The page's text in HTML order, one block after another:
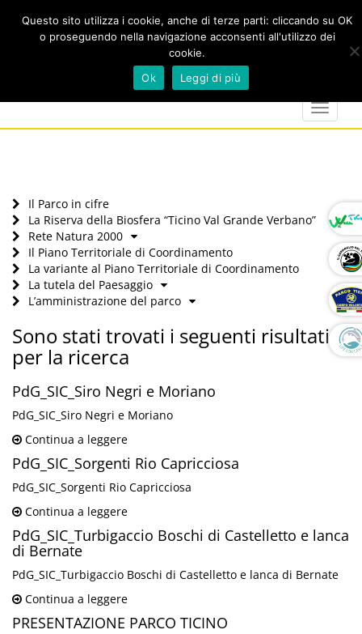
marker
calendar
Toggle
Il Parco in cifre
La Riserva della Biosfera “Ticino Val Grande Verbano”
Rete Natura 2000
Il Piano Territoriale di Coordinamento
La variante al Piano Territoriale di Coordinamento
La tutela del Paesaggio
L’amministrazione del parco
Sono stati trovati i seguenti risultati
per la ricerca
PdG_SIC_Siro Negri e Moriano
PdG_SIC_Siro Negri e Moriano
Continua a leggere
PdG_SIC_Sorgenti Rio Capricciosa
PdG_SIC_Sorgenti Rio Capricciosa
Continua a leggere
PdG_SIC_Turbigaccio Boschi di Castelletto e lanca
di Bernate
PdG_SIC_Turbigaccio Boschi di Castelletto e lanca di Bernate
Continua a leggere
PRESENTAZIONE PARCO TICINO
Questo sito utilizza i cookie, anche di terze parti: cliccando su OK
o proseguendo nella navigazione acconsenti all'utilizzo dei
cookie.
Ok
Leggi di più